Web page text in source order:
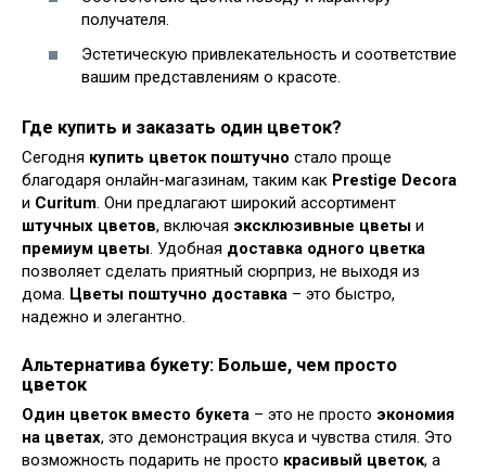
получателя.
Эстетическую привлекательность и соответствие
вашим представлениям о красоте.
Где купить и заказать один цветок?
Сегодня купить цветок поштучно стало проще
благодаря онлайн-магазинам, таким как Prestige Decora
и Curitum. Они предлагают широкий ассортимент
штучных цветов, включая эксклюзивные цветы и
премиум цветы. Удобная доставка одного цветка
позволяет сделать приятный сюрприз, не выходя из
дома. Цветы поштучно доставка – это быстро,
надежно и элегантно.
Альтернатива букету: Больше, чем просто
цветок
Один цветок вместо букета – это не просто экономия
на цветах, это демонстрация вкуса и чувства стиля. Это
возможность подарить не просто красивый цветок, а